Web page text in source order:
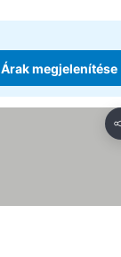
Árak megjelenítése